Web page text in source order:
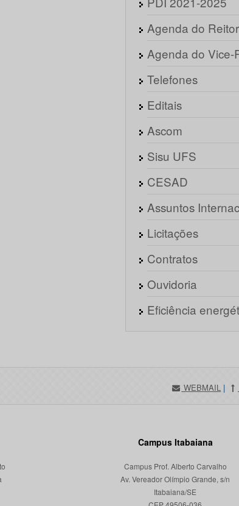
Agenda do Reitor
Agenda do Vice-
Telefones
Editais
Ascom
Sisu UFS
CESAD
Assuntos
Licitações
Contratos
Ouvidoria
Eficiência
WEBMAIL |
Campus Itabaiana
Campus Prof. Alberto Carvalho
Av. Vereador Olímpio Grande, s/n
Itabaiana/SE